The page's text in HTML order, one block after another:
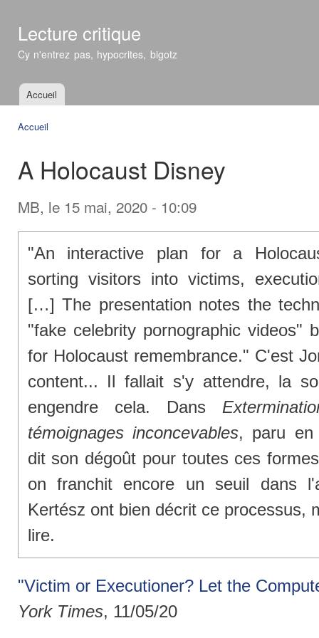
Lecture critique
Cy n'entrez pas, hypocrites, bigotz
Menu principal
Accueil
Accueil
A Holocaust Disney
MB, le 15 mai, 2020 - 10:09
"An interactive plan for a
sorting visitors into victims,
[…] The presentation notes the
"fake celebrity pornographic videos"
for Holocaust remembrance." C'est
content... Il fallait s'y attendre, la
engendre cela. Dans
témoignages inconcevables, paru en
dit son dégoût pour toutes ces
on franchit encore un seuil dans
Kertész ont bien décrit ce processus,
lire.
"Victim or Executioner? Let the
York Times, 11/05/20